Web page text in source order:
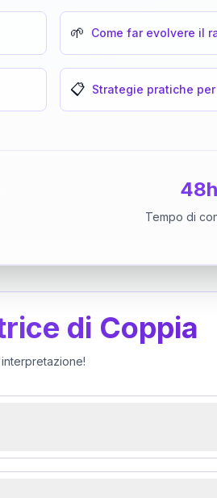
🌱 Come far evolvere il
📋 Strategie pratiche
48h
Tempo di
di Coppia